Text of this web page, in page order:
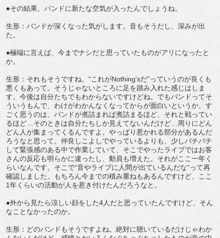
●その結果、バンドに新たな空気が入ったんでしょうね。
生形：バンドが深くなった気がします。音もそうだし、深みが出
た。
●極端に言えば、今までナシだと思っていたものがアリになったと
か。
生形：それもそうですね。“これがNothing'sだ”っていうのが良くも
悪くもあって。そうじゃないところに足を踏み入れた感じはしま
す。今後は自分たちでもわからないですけどね。でもバンドってそ
ういうもんで、わけがわかんなくなってからが面白いというか。す
ごく思うのは、バンドが煮詰まれば煮詰まるほど、それと戦ってい
るほど…そのときは自分たちしか見えてないんだけど…周りにどん
どん人が集まってくるんですよ。やっぱり惹かれる部分があるんだ
ろうなと思って。仲良しこよしでやっているよりも、少しバチバチ
して緊張感のある中で作業していて、そこでやったライブではお客
さんの反応も明らかに違ったし、動員も増えた。それがここ一年く
らいなんです。そこで“音やライブに人間が出ているんだな”って再
確認しました。もちろん今までの積み重ねもあるんですけど、ここ
1年くらいの活動が人を惹き付けたんだろうなと。
●外から見たら涼しい顔をした4人だと思っていたんですけど、そん
なことなかったのか。
生形：どのバンドもそうですよね。絶対に聴いているだけじゃわか